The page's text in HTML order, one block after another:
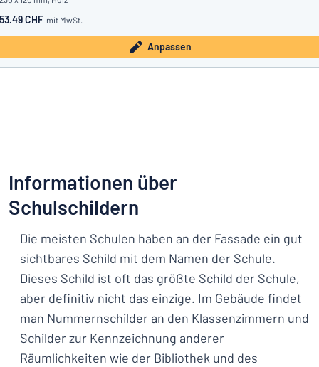
53.49 CHF mit MwSt.
Anpassen
Informationen über
Schulschildern
Die meisten Schulen haben an der Fassade ein gut
sichtbares Schild mit dem Namen der Schule.
Dieses Schild ist oft das größte Schild der Schule,
aber definitiv nicht das einzige. Im Gebäude findet
man Nummernschilder an den Klassenzimmern und
Schilder zur Kennzeichnung anderer
Räumlichkeiten wie der Bibliothek und des